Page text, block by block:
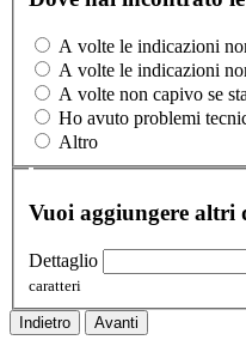
A volte le indicazioni
A volte le indicazioni
A volte non capivo se
Ho avuto problemi
Altro
Vuoi aggiungere altri
Dettaglio
caratteri
Indietro Avanti